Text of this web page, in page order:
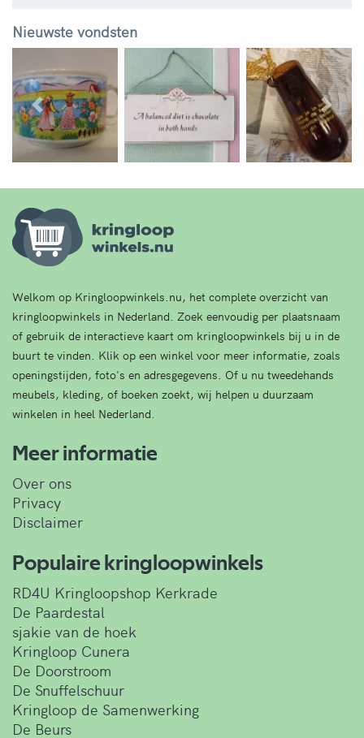
Nieuwste vondsten
Vorige
Welkom op Kringloopwinkels.nu, het complete overzicht van
kringloopwinkels in Nederland. Zoek eenvoudig per plaatsnaam
of gebruik de interactieve kaart om kringloopwinkels bij u in de
buurt te vinden. Klik op een winkel voor meer informatie, zoals
openingstijden, foto's en adresgegevens. Of u nu tweedehands
meubels, kleding, of boeken zoekt, wij helpen u duurzaam
winkelen in heel Nederland.
Meer informatie
Over ons
Privacy
Disclaimer
Populaire kringloopwinkels
RD4U Kringloopshop Kerkrade
De Paardestal
sjakie van de hoek
Kringloop Cunera
De Doorstroom
De Snuffelschuur
Kringloop de Samenwerking
De Beurs